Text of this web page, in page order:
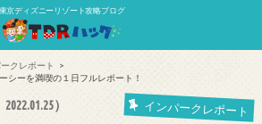
東京ディズニーリゾート攻略ブログ
クレポート
シーを満喫の１日フルレポート！
2022.01.25） インパークレポート